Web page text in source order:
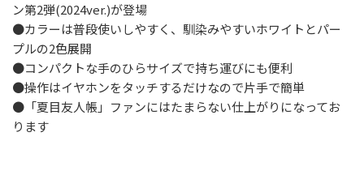
ン第2弾(2024ver.)が登場
●カラーは普段使いしやすく、馴染みやすいホワイトとパー
プルの2色展開
●コンパクトな手のひらサイズで持ち運びにも便利
●操作はイヤホンをタッチするだけなので片手で簡単
●「夏目友人帳」ファンにはたまらない仕上がりになってお
ります